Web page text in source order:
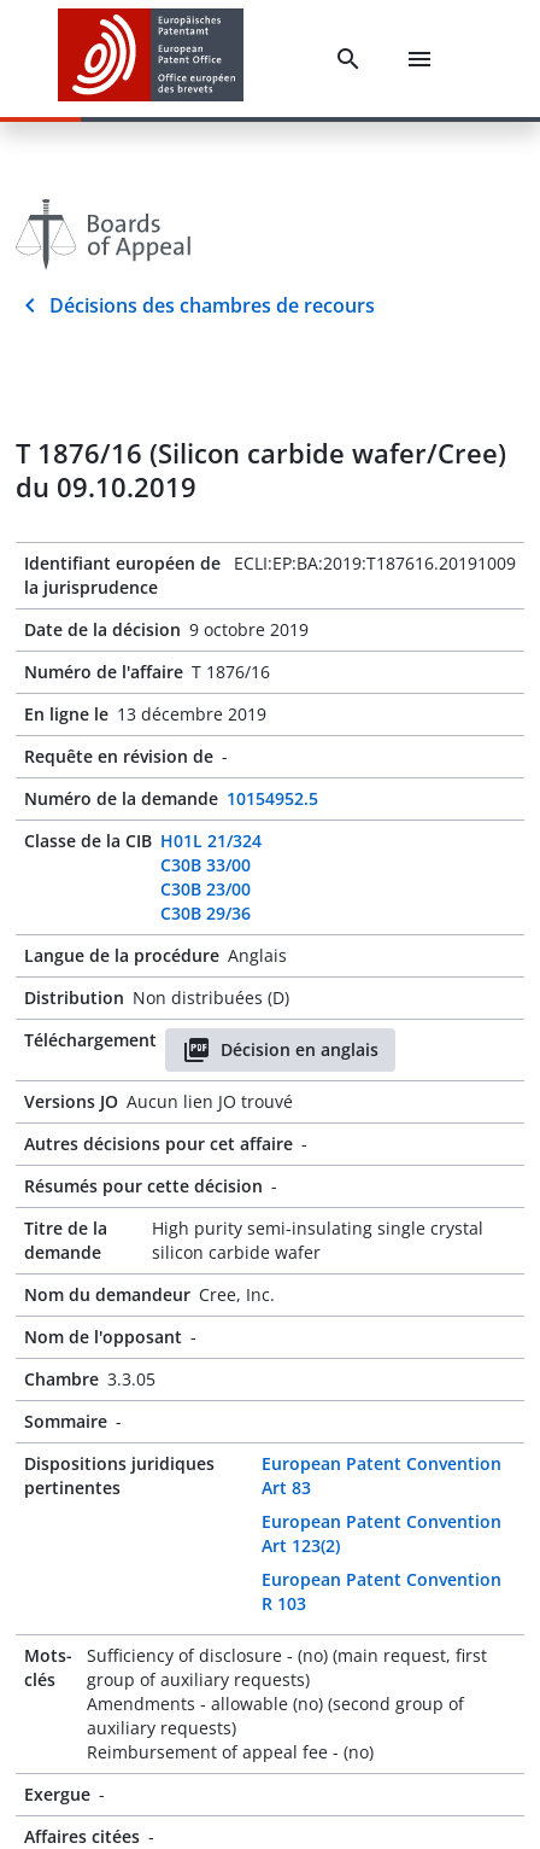
Décisions des chambres de recours
T 1876/16 (Silicon carbide wafer/Cree)
du 09.10.2019
Identifiant européen de
la jurisprudence
ECLI:EP:BA:2019:T187616.20191009
Date de la décision 9 octobre 2019
Numéro de l'affaire T 1876/16
En ligne le 13 décembre 2019
Requête en révision de -
Numéro de la demande 10154952.5
Classe de la CIB H01L 21/324
C30B 33/00
C30B 23/00
C30B 29/36
Langue de la procédure Anglais
Distribution Non distribuées (D)
Téléchargement
Décision en anglais
Versions JO Aucun lien JO trouvé
Autres décisions pour cet affaire -
Résumés pour cette décision -
Titre de la
demande
High purity semi-insulating single crystal
silicon carbide wafer
Nom du demandeur Cree, Inc.
Nom de l'opposant -
Chambre 3.3.05
Sommaire -
Dispositions juridiques
pertinentes
European Patent Convention
Art 83
European Patent Convention
Art 123(2)
European Patent Convention
R 103
Mots-
clés
Sufficiency of disclosure - (no) (main request, first
group of auxiliary requests)
Amendments - allowable (no) (second group of
auxiliary requests)
Reimbursement of appeal fee - (no)
Exergue -
Affaires citées -